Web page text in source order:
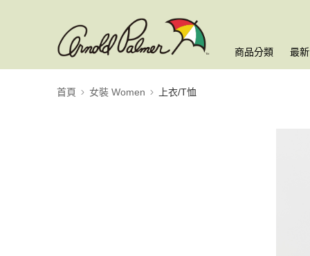
商品分類 最
首頁 女裝 Women 上衣/T恤